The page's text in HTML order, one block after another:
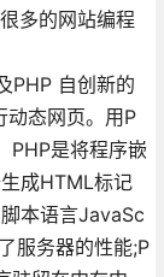
多的网站编程
PHP 自创新的
动态网页。用P
PHP是将程序嵌
成HTML标记
本语言JavaSc
服务器的性能;P